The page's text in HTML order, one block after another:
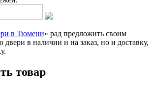
в Тюмени» рад предложить своим
двери в наличии и на заказ, но и доставку,
товар